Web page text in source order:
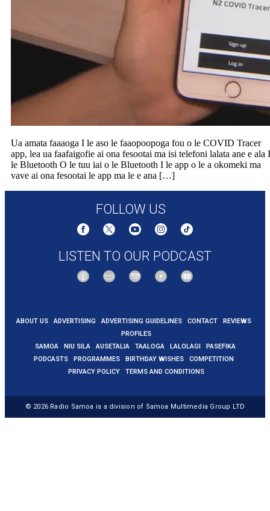
Ua amata faaaoga I le aso le faaopoopoga fou o le COVID Tracer
app, lea ua faafaigofie ai ona fesootai ma isi telefoni lalata ane e ala I
le Bluetooth O le tuu iai o le Bluetooth I le app o le a okomeki ma
vave ai ona fesootai le app ma le e ana […]
FOLLOW US
LISTEN TO OUR PODCAST
ABOUT US ADVERTISING ADVERTISING GUIDELINES CONTACT
REVIEWS
PROFILES
SAMOA
NIU SILA AUSETALIA TAALOGA LALOLAGI
PASEFIKA
PODCASTS
PROGRAMMES BIRTHDAY WISHES
COMPETITION
PRIVACY POLICY
TERMS AND CONDITIONS
© 2026 Radio Samoa is a division of Samoa Multimedia Group LTD